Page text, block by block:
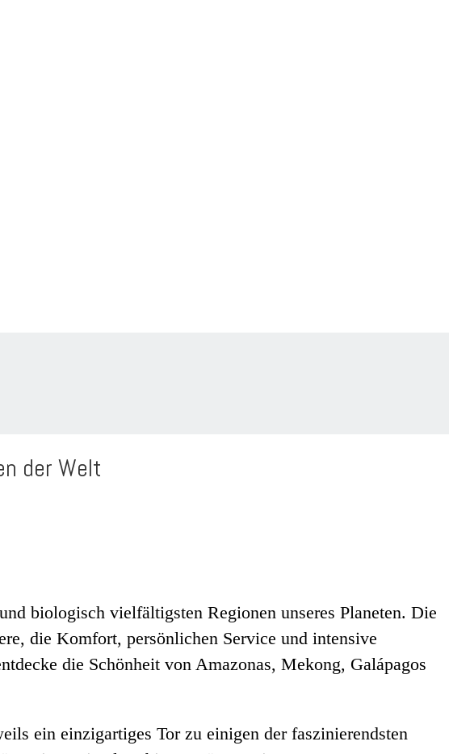
der Welt
biologisch vielfältigsten Regionen unseres Planeten. Die
die Komfort, persönlichen Service und intensive
die Schönheit von Amazonas, Mekong, Galápagos
ein einzigartiges Tor zu einigen der faszinierendsten